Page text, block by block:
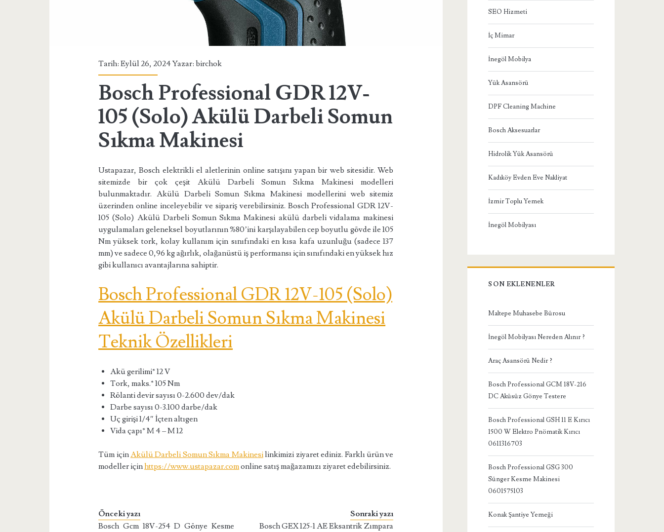
Tarih: Eylül 26, 2024 Yazar:birchok
Bosch Professional GDR 12V-
105 (Solo) Akülü Darbeli Somun
Sıkma Makinesi
Ustapazar, Bosch elektrikli el aletlerinin online satışını yapan bir web sitesidir. Web
sitemizde bir çok çeşit Akülü Darbeli Somun Sıkma Makinesi modelleri
bulunmaktadır. Akülü Darbeli Somun Sıkma Makinesi modellerini web sitemiz
üzerinden online inceleyebilir ve sipariş verebilirsiniz. Bosch Professional GDR 12V-
105 (Solo) Akülü Darbeli Somun Sıkma Makinesi akülü darbeli vidalama makinesi
uygulamaları geleneksel boyutlarının %80’ini karşılayabilen cep boyutlu gövde ile 105
Nm yüksek tork, kolay kullanım için sınıfındaki en kısa kafa uzunluğu (sadece 137
mm) ve sadece 0,96 kg ağırlık, olağanüstü iş performansı için sınıfındaki en yüksek hız
gibi kullanıcı avantajlarına sahiptir.
Bosch Professional GDR 12V-105 (Solo)
Akülü Darbeli Somun Sıkma Makinesi
Teknik Özellikleri
Akü gerilimi* 12 V
Tork, maks.* 105 Nm
Rölanti devir sayısı 0-2.600 dev/dak
Darbe sayısı 0-3.100 darbe/dak
Uç girişi 1/4″ İçten altıgen
Vida çapı* M 4 – M 12
Tüm içinAkülü Darbeli Somun Sıkma Makinesilinkimizi ziyaret ediniz. Farklı ürün ve
modeller içinhttps://www.ustapazar.comonline satış mağazamızı ziyaret edebilirsiniz.
Önceki yazı
Bosch Gcm 18V-254 D Gönye Kesme
Sonraki yazı
Bosch GEX 125-1 AE Eksantrik Zımpara
SEO Hizmeti
İç Mimar
İnegöl Mobilya
Yük Asansörü
DPF Cleaning Machine
Bosch Aksesuarlar
Hidrolik Yük Asansörü
Kadıköy Evden Eve Nakliyat
İzmir Toplu Yemek
İnegöl Mobilyası
SON EKLENENLER
Maltepe Muhasebe Bürosu
İnegöl Mobilyası Nereden Alınır ?
Araç Asansörü Nedir ?
Bosch Professional GCM 18V-216
DC Aküsüz Gönye Testere
Bosch Professional GSH 11 E Kırıcı
1500 W Elektro Pnömatik Kırıcı
0611316703
Bosch Professional GSG 300
Sünger Kesme Makinesi
0601575103
Konak Şantiye Yemeği